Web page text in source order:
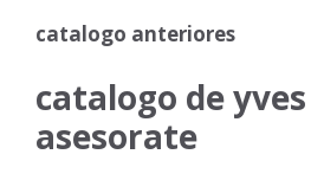
catalogo anteriores
catalogo de
asesorate